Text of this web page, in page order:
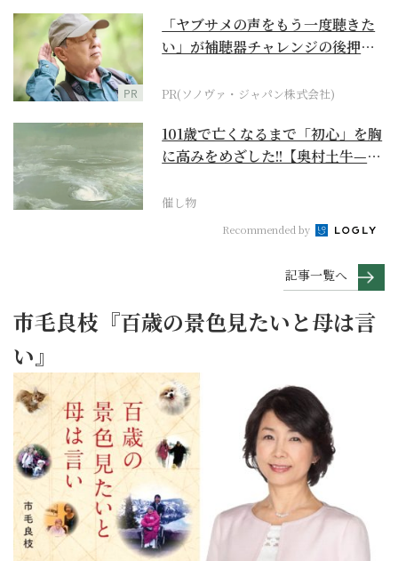
PR
「ヤブサメの声をもう一度聴きた
い」が補聴器チャレンジの後押し
PR(ソノヴァ・ジャパン株式会社)
101歳で亡くなるまで「初心」を胸
に高みをめざした!!【奥村土牛—名
催し物
Recommended by
記事一覧へ
市毛良枝『百歳の景色見たいと母は言
い』